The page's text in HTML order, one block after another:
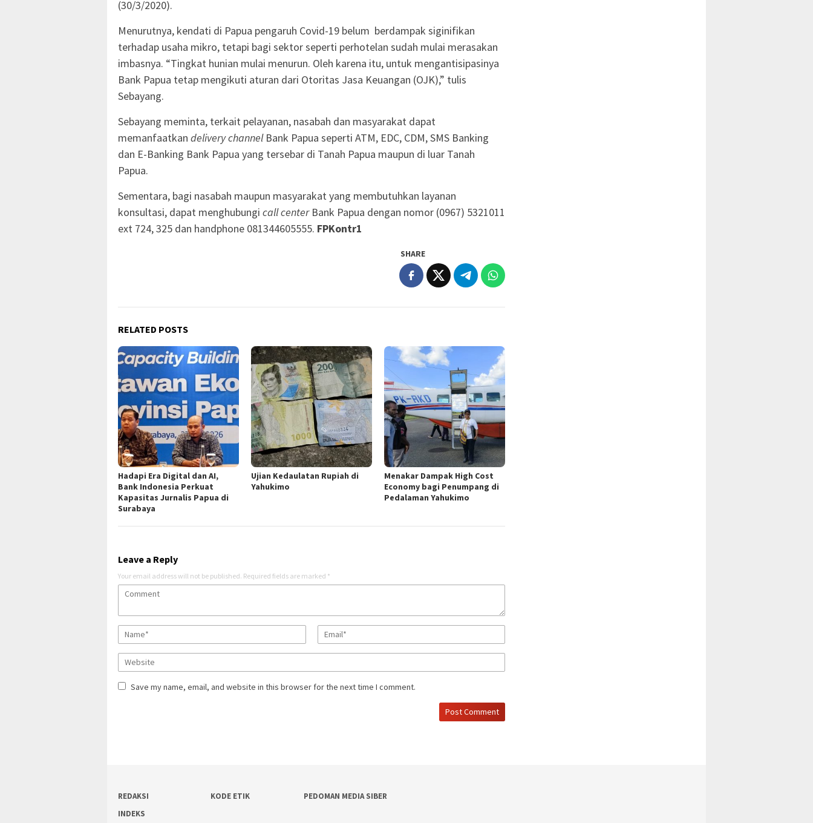
(30/3/2020).
Menurutnya, kendati di Papua pengaruh Covid-19 belum berdampak siginifikan
terhadap usaha mikro, tetapi bagi sektor seperti perhotelan sudah mulai merasakan
imbasnya. “Tingkat hunian mulai menurun. Oleh karena itu, untuk mengantisipasinya
Bank Papua tetap mengikuti aturan dari Otoritas Jasa Keuangan (OJK),” tulis
Sebayang.
Sebayang meminta, terkait pelayanan, nasabah dan masyarakat dapat
memanfaatkan delivery channelBank Papua seperti ATM, EDC, CDM, SMS Banking
dan E-Banking Bank Papua yang tersebar di Tanah Papua maupun di luar Tanah
Papua.
Sementara, bagi nasabah maupun masyarakat yang membutuhkan layanan
konsultasi, dapat menghubungi call centerBank Papua dengan nomor (0967) 5321011
ext 724, 325 dan handphone 081344605555. FPKontr1
SHARE
RELATED POSTS
Hadapi Era Digital dan AI,
Bank Indonesia Perkuat
Kapasitas Jurnalis Papua di
Surabaya
Ujian Kedaulatan Rupiah di
Yahukimo
Menakar Dampak High Cost
Economy bagi Penumpang di
Pedalaman Yahukimo
Leave a Reply
Your email address will not be published. Required fields are marked *
Save my name, email, and website in this browser for the next time I comment.
REDAKSI KODE ETIK
PEDOMAN MEDIA SIBER
INDEKS